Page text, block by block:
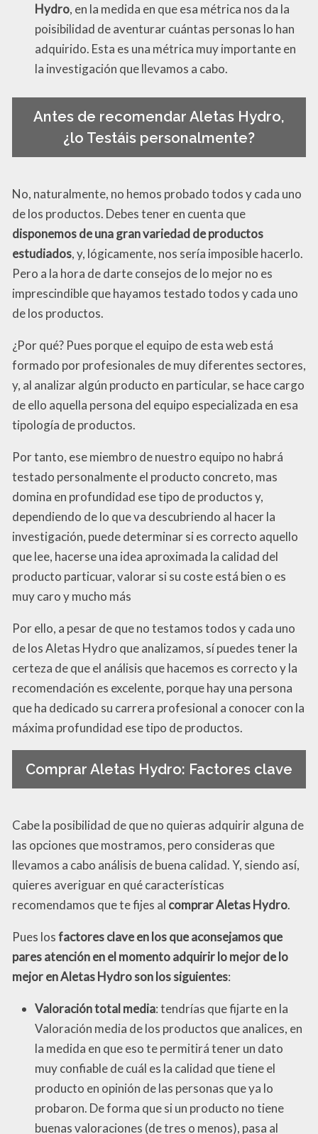
Hydro, en la medida en que esa métrica nos da la
poisibilidad de aventurar cuántas personas lo han
adquirido. Esta es una métrica muy importante en
la investigación que llevamos a cabo.
Antes de recomendar Aletas Hydro,
¿lo Testáis personalmente?
No, naturalmente, no hemos probado todos y cada uno
de los productos. Debes tener en cuenta que
disponemos de una gran variedad de productos
estudiados, y, lógicamente, nos sería imposible hacerlo.
Pero a la hora de darte consejos de lo mejor no es
imprescindible que hayamos testado todos y cada uno
de los productos.
¿Por qué? Pues porque el equipo de esta web está
formado por profesionales de muy diferentes sectores,
y, al analizar algún producto en particular, se hace cargo
de ello aquella persona del equipo especializada en esa
tipología de productos.
Por tanto, ese miembro de nuestro equipo no habrá
testado personalmente el producto concreto, mas
domina en profundidad ese tipo de productos y,
dependiendo de lo que va descubriendo al hacer la
investigación, puede determinar si es correcto aquello
que lee, hacerse una idea aproximada la calidad del
producto particuar, valorar si su coste está bien o es
muy caro y mucho más
Por ello, a pesar de que no testamos todos y cada uno
de los Aletas Hydro que analizamos, sí puedes tener la
certeza de que el análisis que hacemos es correcto y la
recomendación es excelente, porque hay una persona
que ha dedicado su carrera profesional a conocer con la
máxima profundidad ese tipo de productos.
Comprar Aletas Hydro: Factores clave
Cabe la posibilidad de que no quieras adquirir alguna de
las opciones que mostramos, pero consideras que
llevamos a cabo análisis de buena calidad. Y, siendo así,
quieres averiguar en qué características
recomendamos que te fijes al comprar Aletas Hydro.
Pues losfactores clave en los que aconsejamos que
pares atención en el momento adquirir lo mejor de lo
mejor en Aletas Hydro son los siguientes:
Valoración total media: tendrías que fijarte en la
Valoración media de los productos que analices, en
la medida en que eso te permitirá tener un dato
muy confiable de cuál es la calidad que tiene el
producto en opinión de las personas que ya lo
probaron. De forma que si un producto no tiene
buenas valoraciones (de tres o menos), pasa al